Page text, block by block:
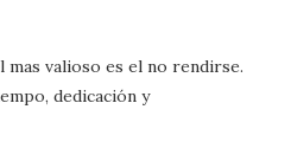
valioso es el no rendirse.
dedicación y